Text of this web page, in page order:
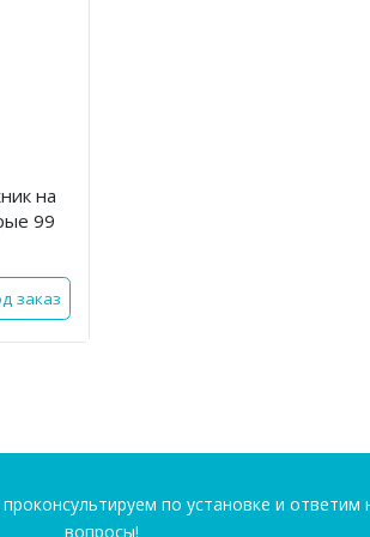
на
99
заказ
по установке и ответим
вопросы!